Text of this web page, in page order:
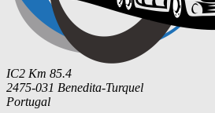
IC2 Km 85.4
2475-031 Benedita-Turquel
Portugal